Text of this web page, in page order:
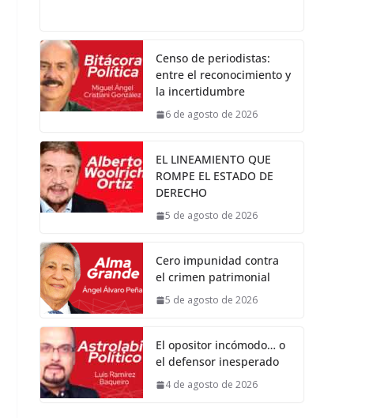
Censo de periodistas:
entre el reconocimiento y
la incertidumbre
6 de agosto de 2026
EL LINEAMIENTO QUE
ROMPE EL ESTADO DE
DERECHO
5 de agosto de 2026
Cero impunidad contra
el crimen patrimonial
5 de agosto de 2026
El opositor incómodo… o
el defensor inesperado
4 de agosto de 2026